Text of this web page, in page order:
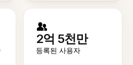
2억 5천만
등록된 사용자